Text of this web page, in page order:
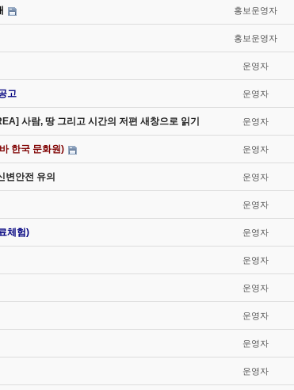
홍보운영자
홍보운영자
운영자
고 운영자
사람, 땅 그리고 시간의 저편 새창으로 읽기 운영자
한국 문화원) 운영자
변안전 유의 운영자
운영자
체험) 운영자
운영자
운영자
운영자
운영자
운영자